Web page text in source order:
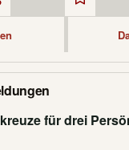
für drei